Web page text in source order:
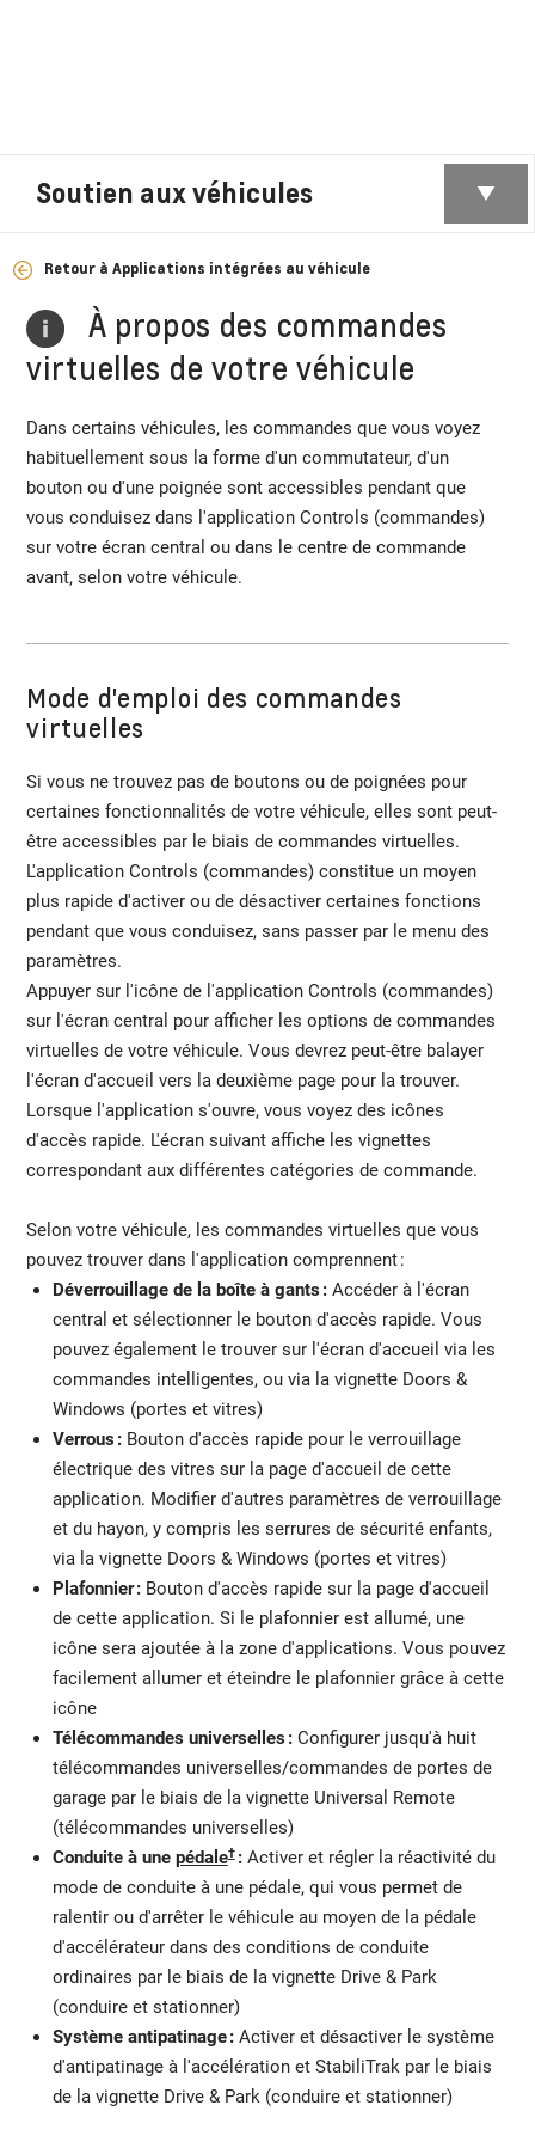
Soutien aux véhicules
Retour à Applications intégrées au véhicule
À propos des commandes
virtuelles de votre véhicule
Dans certains véhicules, les commandes que vous voyez
habituellement sous la forme d'un commutateur, d'un
bouton ou d'une poignée sont accessibles pendant que
vous conduisez dans l'application Controls (commandes)
sur votre écran central ou dans le centre de commande
avant, selon votre véhicule.
Mode d'emploi des commandes
virtuelles
Si vous ne trouvez pas de boutons ou de poignées pour
certaines fonctionnalités de votre véhicule, elles sont peut-
être accessibles par le biais de commandes virtuelles.
L'application Controls (commandes) constitue un moyen
plus rapide d'activer ou de désactiver certaines fonctions
pendant que vous conduisez, sans passer par le menu des
paramètres.
Appuyer sur l'icône de l'application Controls (commandes)
sur l'écran central pour afficher les options de commandes
virtuelles de votre véhicule. Vous devrez peut-être balayer
l'écran d'accueil vers la deuxième page pour la trouver.
Lorsque l'application s'ouvre, vous voyez des icônes
d'accès rapide. L'écran suivant affiche les vignettes
correspondant aux différentes catégories de commande.
Selon votre véhicule, les commandes virtuelles que vous
pouvez trouver dans l'application comprennent :
Déverrouillage de la boîte à gants : Accéder à l'écran
central et sélectionner le bouton d'accès rapide. Vous
pouvez également le trouver sur l'écran d'accueil via les
commandes intelligentes, ou via la vignette Doors &
Windows (portes et vitres)
Verrous : Bouton d'accès rapide pour le verrouillage
électrique des vitres sur la page d'accueil de cette
application. Modifier d'autres paramètres de verrouillage
et du hayon, y compris les serrures de sécurité enfants,
via la vignette Doors & Windows (portes et vitres)
Plafonnier : Bouton d'accès rapide sur la page d'accueil
de cette application. Si le plafonnier est allumé, une
icône sera ajoutée à la zone d'applications. Vous pouvez
facilement allumer et éteindre le plafonnier grâce à cette
icône
Télécommandes universelles :Configurer jusqu'à huit
télécommandes universelles/commandes de portes de
garage par le biais de la vignette Universal Remote
(télécommandes universelles)
Conduite à une pédale†: Activer et régler la réactivité du
mode de conduite à une pédale, qui vous permet de
ralentir ou d'arrêter le véhicule au moyen de la pédale
d'accélérateur dans des conditions de conduite
ordinaires par le biais de la vignette Drive & Park
(conduire et stationner)
Système antipatinage : Activer et désactiver le système
d'antipatinage à l'accélération et StabiliTrak par le biais
de la vignette Drive & Park (conduire et stationner)